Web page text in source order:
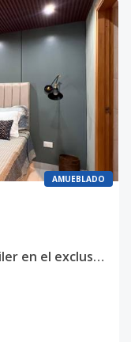
AMUEBLADO
Excelente apartamento en alquiler en el exclusivo Sector Serrallés